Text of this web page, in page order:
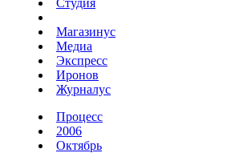
Студия
Магазинус
Медиа
Экспресс
Иронов
Журналус
Процесс
2006
Октябрь